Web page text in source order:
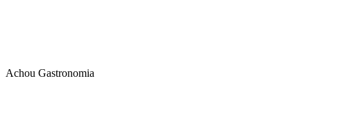
Achou Gastronomia